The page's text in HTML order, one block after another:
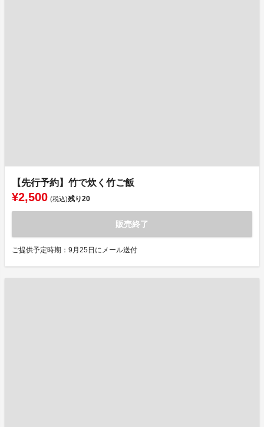
【先行予約】竹で炊く竹ご飯
¥2,500 (税込)残り20
販売終了
ご提供予定時期：9月25日にメール送付